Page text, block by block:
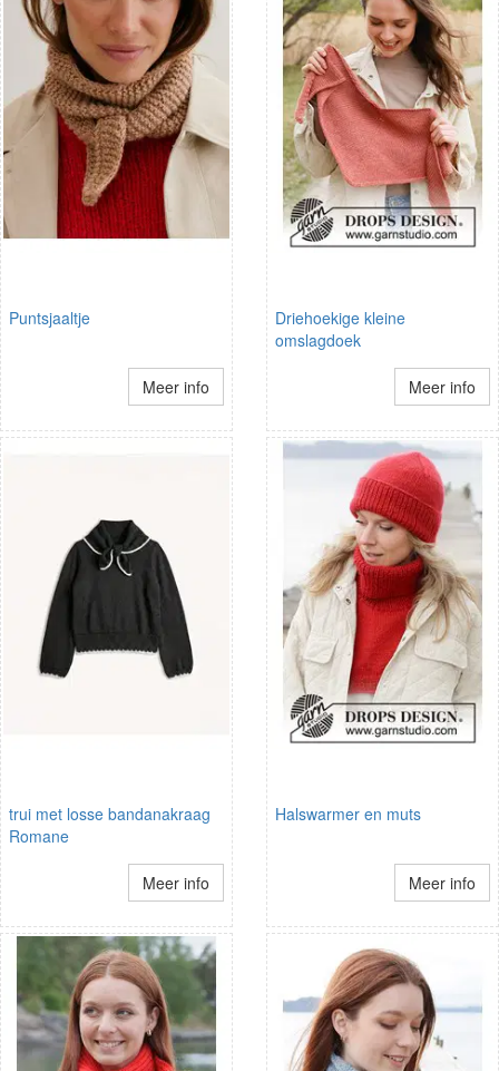
Puntsjaaltje
Meer info
Driehoekige kleine
omslagdoek
Meer info
trui met losse bandanakraag
Romane
Meer info
Halswarmer en muts
Meer info